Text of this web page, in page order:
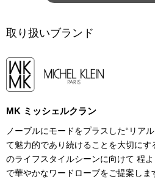
取り扱いブランド
MK ミッシェルクラン
ノーブルにモードをプラスした“リア
て魅力的であり続けることを大切に
のライフスタイルシーンに向けて 程
で華やかなワードローブをご提案しま